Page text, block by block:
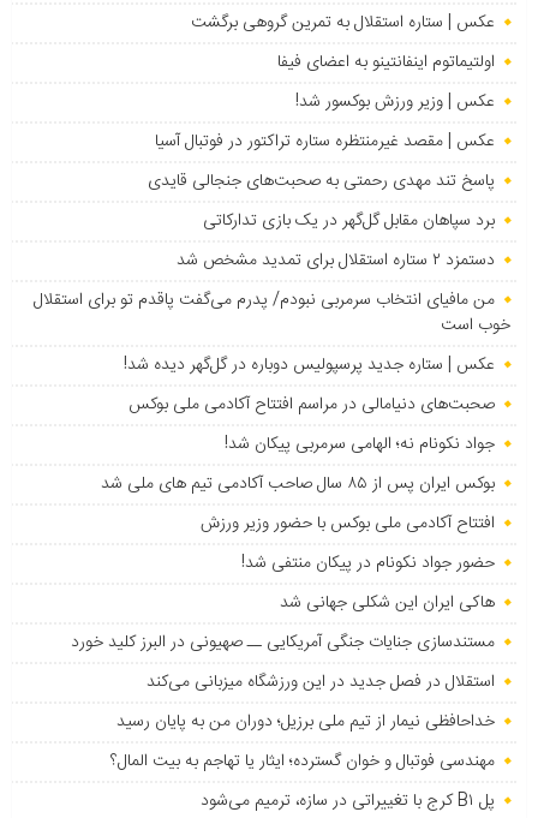
عکس | ستاره استقلال به تمرین گروهی برگشت
اولتیماتوم اینفانتینو به اعضای فیفا
عکس | وزیر ورزش بوکسور شد!
عکس | مقصد غیرمنتظره ستاره تراکتور در فوتبال آسیا
پاسخ تند مهدی رحمتی به صحبت‌های جنجالی قایدی
برد سپاهان مقابل گل‌گهر در یک بازی تدارکاتی
دستمزد ۲ ستاره استقلال برای تمدید مشخص شد
من مافیای انتخاب سرمربی نبودم/ پدرم می‌گفت پاقدم تو برای استقلال
خوب است
عکس | ستاره جدید پرسپولیس دوباره در گل‌گهر دیده شد!
صحبت‌های دنیامالی در مراسم افتتاح آکادمی ملی بوکس
جواد نکونام نه؛ الهامی سرمربی پیکان شد!
بوکس ایران پس از ۸۵ سال صاحب آکادمی تیم های ملی شد
افتتاح آکادمی ملی بوکس با حضور وزیر ورزش
حضور جواد نکونام در پیکان منتفی شد!
هاکی ایران این شکلی جهانی شد
مستندسازی جنایات جنگی آمریکایی ــ صهیونی در البرز کلید خورد
استقلال در فصل جدید در این ورزشگاه میزبانی می‌کند
خداحافظی نیمار از تیم ملی برزیل؛ دوران من به پایان رسید
مهندسی فوتبال و خوان گسترده؛ ایثار یا تهاجم به بیت المال؟
پل B۱ کرج با تغییراتی در سازه، ترمیم می‌شود